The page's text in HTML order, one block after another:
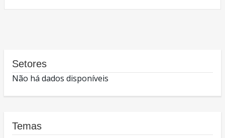
Setores
Não há dados disponíveis
Temas